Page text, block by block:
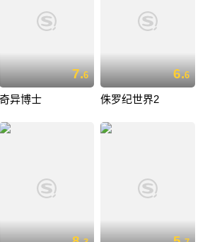
7.6
奇异博士
6.6
侏罗纪世界2